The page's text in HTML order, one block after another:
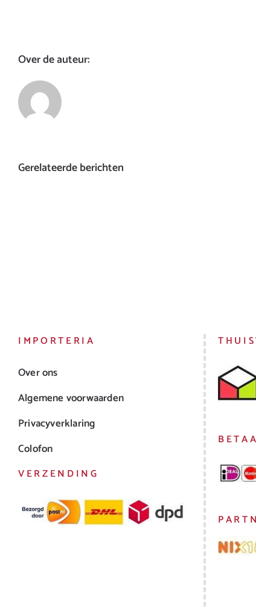
Over de auteur:
Gerelateerde berichten
IMPORTERIA
Over ons
Algemene voorwaarden
Privacyverklaring
Colofon
VERZENDING